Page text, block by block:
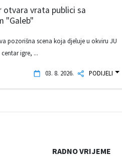
otvara vrata publici sa
"Galeb"
pozorišna scena koja djeluje u okviru JU
igre, ...
03. 8. 2026. PODIJELI
RADNO VRIJEME